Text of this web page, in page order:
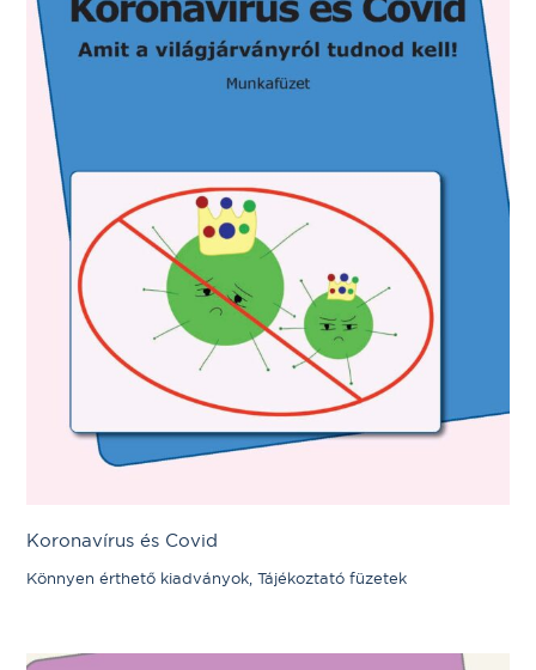
Koronavírus és Covid
Könnyen érthető kiadványok, Tájékoztató füzetek